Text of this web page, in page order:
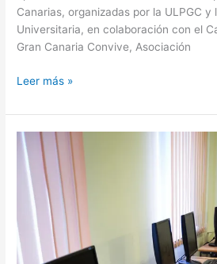
Canarias, organizadas por la ULPGC y
Universitaria, en colaboración con el
Gran Canaria Convive, Asociación
Leer más »
RED
DE
CENTROS
CAPACITACIÓN
DIGITAL